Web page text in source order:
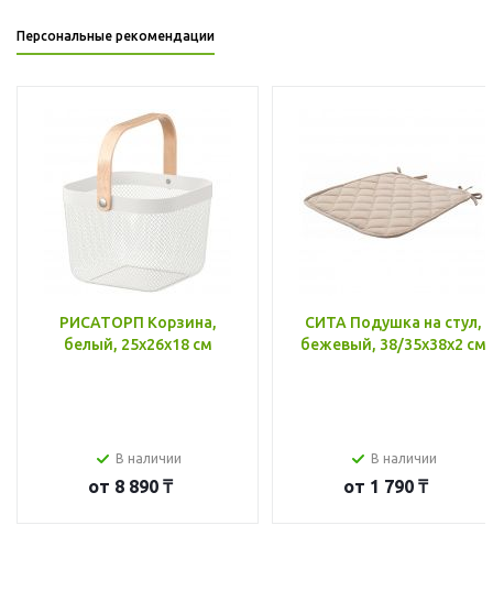
Персональные рекомендации
РИСАТОРП Корзина,
белый, 25x26x18 см
В наличии
от 8 890 ₸
СИТА Подушка на стул,
бежевый, 38/35x38x2 см
В наличии
от 1 790 ₸